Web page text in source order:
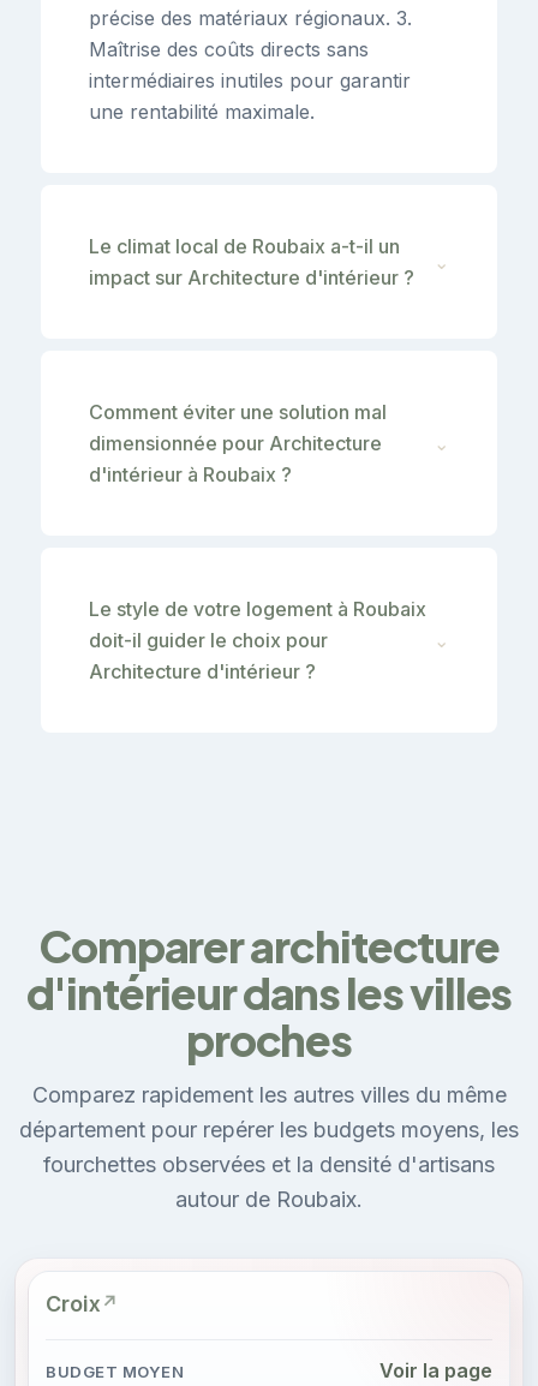
précise des matériaux régionaux. 3.
Maîtrise des coûts directs sans
intermédiaires inutiles pour garantir
une rentabilité maximale.
Le climat local de Roubaix a-t-il un
impact sur Architecture d'intérieur ?
⌄
Comment éviter une solution mal
dimensionnée pour Architecture
d'intérieur à Roubaix ?
⌄
Le style de votre logement à Roubaix
doit-il guider le choix pour
Architecture d'intérieur ?
⌄
Comparer architecture
d'intérieur dans les villes
proches
Comparez rapidement les autres villes du même
département pour repérer les budgets moyens, les
fourchettes observées et la densité d'artisans
autour de Roubaix.
Croix
Voir la page